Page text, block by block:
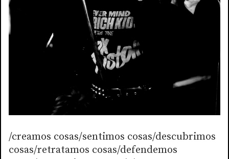
/creamos cosas/sentimos cosas/descubrimos
cosas/retratamos cosas/defendemos